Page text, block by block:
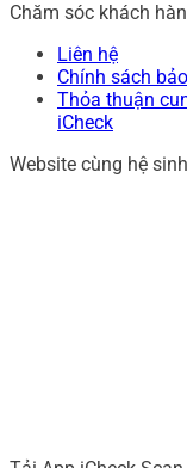
Chăm sóc khách
Liên hệ
Chính sách
Thỏa thuận
iCheck
Website cùng hệ